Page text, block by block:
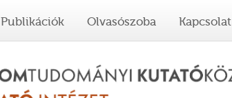
Publikációk Olvasószoba Kapcsolat